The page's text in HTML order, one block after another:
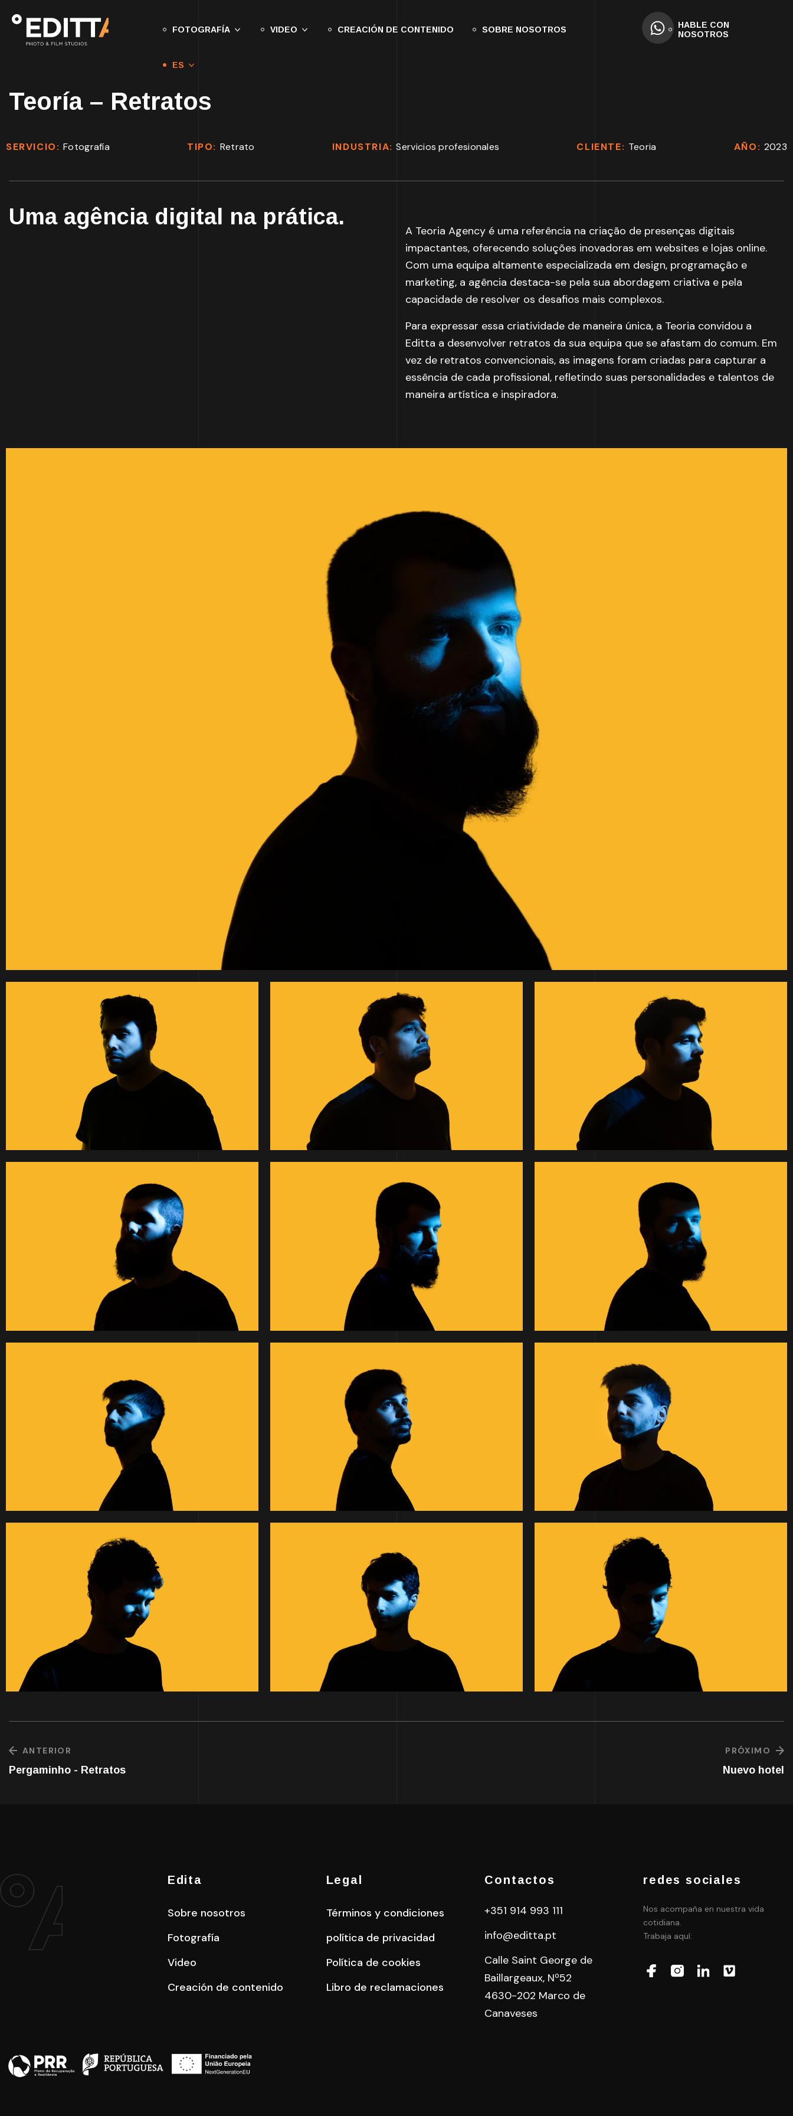
FOTOGRAFÍA VIDEO CREACIÓN DE CONTENIDO SOBRE NOSOTROS
ES
HABLE CON
NOSOTROS
Teoría – Retratos
SERVICIO: Fotografía TIPO: Retrato INDUSTRIA:Servicios profesionales CLIENTE: Teoria AÑO: 2023
Uma agência digital na prática.
A Teoria Agency é uma referência na criação de presenças digitais
impactantes, oferecendo soluções inovadoras em websites e lojas online.
Com uma equipa altamente especializada em design, programação e
marketing, a agência destaca-se pela sua abordagem criativa e pela
capacidade de resolver os desafios mais complexos.
Para expressar essa criatividade de maneira única, a Teoria convidou a
Editta a desenvolver retratos da sua equipa que se afastam do comum. Em
vez de retratos convencionais, as imagens foram criadas para capturar a
essência de cada profissional, refletindo suas personalidades e talentos de
maneira artística e inspiradora.
ANTERIOR
Pergaminho - Retratos
PRÓXIMO
Nuevo hotel
Edita
Sobre nosotros
Fotografía
Video
Creación de contenido
Legal
Términos y condiciones
política de privacidad
Política de cookies
Libro de reclamaciones
Contactos
+351 914 993 111
info@editta.pt
Calle Saint George de
Baillargeaux, Nº52
4630-202 Marco de
Canaveses
redes sociales
Nos acompaña en nuestra vida
cotidiana.
Trabaja aquí: